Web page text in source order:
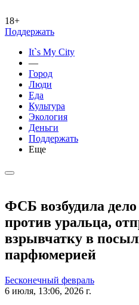
18+
Поддержать
It`s My City
—
Город
Люди
Еда
Культура
Экология
Деньги
Поддержать
Еще
ФСБ возбудила дело
против уральца,
взрывчатку в
парфюмерией
Бесконечный февраль
6 июля, 13:06, 2026 г.